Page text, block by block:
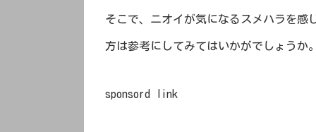
そこで、ニオイが気になるスメハラを感
方は参考にしてみてはいかがでしょうか
sponsord link